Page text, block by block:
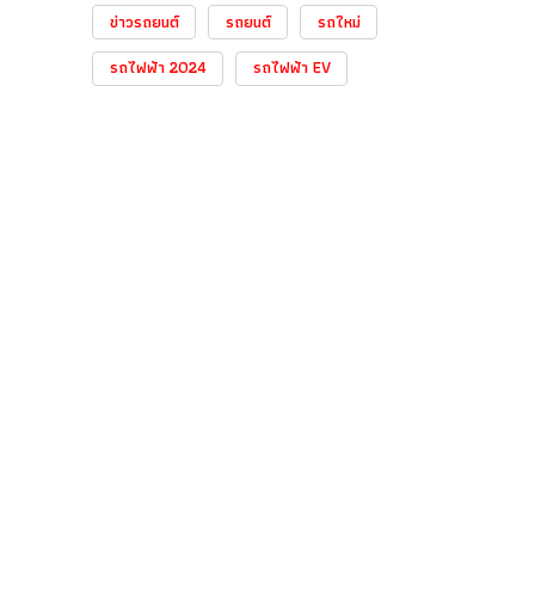
ข่าวรถยนต์
รถยนต์
รถใหม่
รถไฟฟ้า 2024
รถไฟฟ้า EV